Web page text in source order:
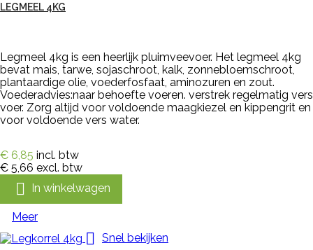
LEGMEEL 4KG
Legmeel 4kg is een heerlijk pluimveevoer. Het legmeel 4kg
bevat mais, tarwe, sojaschroot, kalk, zonnebloemschroot,
plantaardige olie, voederfosfaat, aminozuren en zout.
Voederadvies:naar behoefte voeren. verstrek regelmatig vers
voer. Zorg altijd voor voldoende maagkiezel en kippengrit en
voor voldoende vers water.
€ 6,85 incl. btw
€ 5,66 excl. btw
 In winkelwagen
Meer
 Snel bekijken